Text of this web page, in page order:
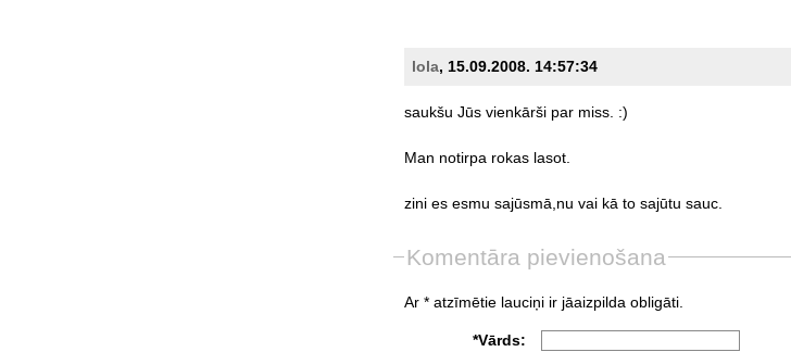
lola, 15.09.2008. 14:57:34
saukšu Jūs vienkārši par miss. :)
Man notirpa rokas lasot.
zini es esmu sajūsmā,nu vai kā to sajūtu sauc.
Komentāra pievienošana
Ar * atzīmētie lauciņi ir jāaizpilda obligāti.
*Vārds: